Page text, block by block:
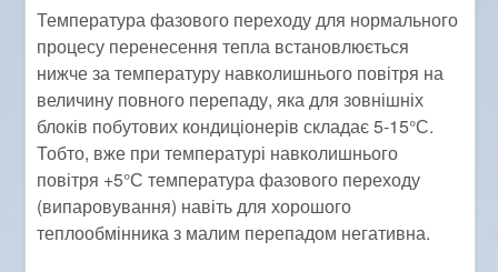
Температура фазового переходу для нормального
процесу перенесення тепла встановлюється
нижче за температуру навколишнього повітря на
величину повного перепаду, яка для зовнішніх
блоків побутових кондиціонерів складає 5-15°С.
Тобто, вже при температурі навколишнього
повітря +5°С температура фазового переходу
(випаровування) навіть для хорошого
теплообмінника з малим перепадом негативна.